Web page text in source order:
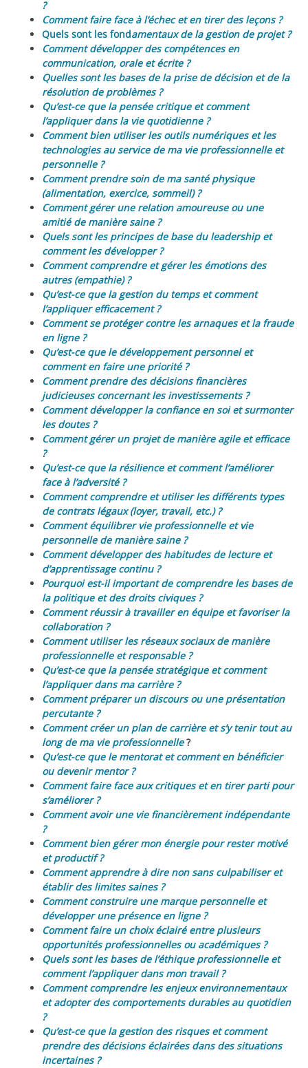
?
Comment faire face à l’échec et en tirer des leçons ?
Quels sont les fondamentaux de la gestion de projet ?
Comment développer des compétences en
communication, orale et écrite ?
Quelles sont les bases de la prise de décision et de la
résolution de problèmes ?
Qu’est-ce que la pensée critique et comment
l’appliquer dans la vie quotidienne ?
Comment bien utiliser les outils numériques et les
technologies au service de ma vie professionnelle et
personnelle ?
Comment prendre soin de ma santé physique
(alimentation, exercice, sommeil) ?
Comment gérer une relation amoureuse ou une
amitié de manière saine ?
Quels sont les principes de base du leadership et
comment les développer ?
Comment comprendre et gérer les émotions des
autres (empathie) ?
Qu’est-ce que la gestion du temps et comment
l’appliquer efficacement ?
Comment se protéger contre les arnaques et la fraude
en ligne ?
Qu’est-ce que le développement personnel et
comment en faire une priorité ?
Comment prendre des décisions financières
judicieuses concernant les investissements ?
Comment développer la confiance en soi et surmonter
les doutes ?
Comment gérer un projet de manière agile et efficace
?
Qu’est-ce que la résilience et comment l’améliorer
face à l’adversité ?
Comment comprendre et utiliser les différents types
de contrats légaux (loyer, travail, etc.) ?
Comment équilibrer vie professionnelle et vie
personnelle de manière saine ?
Comment développer des habitudes de lecture et
d’apprentissage continu ?
Pourquoi est-il important de comprendre les bases de
la politique et des droits civiques ?
Comment réussir à travailler en équipe et favoriser la
collaboration ?
Comment utiliser les réseaux sociaux de manière
professionnelle et responsable ?
Qu’est-ce que la pensée stratégique et comment
l’appliquer dans ma carrière ?
Comment préparer un discours ou une présentation
percutante ?
Comment créer un plan de carrière et s’y tenir tout au
long de ma vie professionnelle?
Qu’est-ce que le mentorat et comment en bénéficier
ou devenir mentor ?
Comment faire face aux critiques et en tirer parti pour
s’améliorer ?
Comment avoir une vie financièrement indépendante
?
Comment bien gérer mon énergie pour rester motivé
et productif ?
Comment apprendre à dire non sans culpabiliser et
établir des limites saines ?
Comment construire une marque personnelle et
développer une présence en ligne ?
Comment faire un choix éclairé entre plusieurs
opportunités professionnelles ou académiques ?
Quels sont les bases de l’éthique professionnelle et
comment l’appliquer dans mon travail ?
Comment comprendre les enjeux environnementaux
et adopter des comportements durables au quotidien
?
Qu’est-ce que la gestion des risques et comment
prendre des décisions éclairées dans des situations
incertaines ?